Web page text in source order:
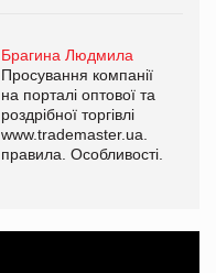
Брагина Людмила
Просування компанії
на порталі оптової та
роздрібної торгівлі
www.trademaster.ua.
правила. Особливості.